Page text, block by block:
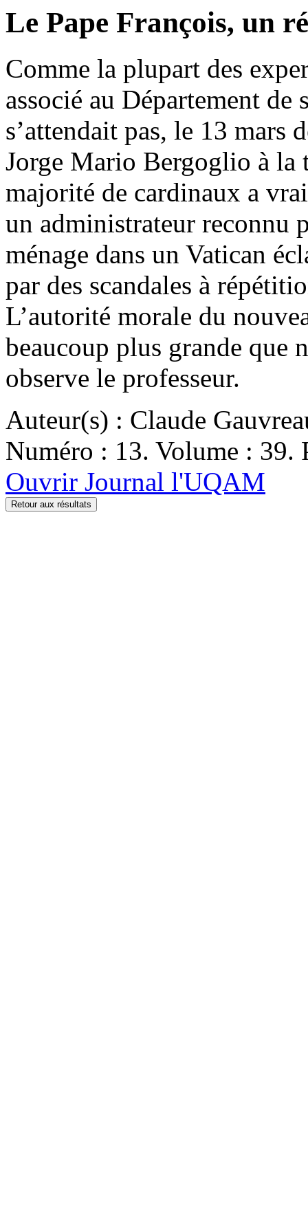
Le Pape François, un
Comme la plupart des
associé au Département de
s’attendait pas, le 13 mars
Jorge Mario Bergoglio à la
majorité de cardinaux a
un administrateur reconnu
ménage dans un Vatican
par des scandales à
L’autorité morale du
beaucoup plus grande que
observe le professeur.
Auteur(s) : Claude
Numéro : 13. Volume : 39.
Ouvrir Journal l'UQAM
Retour aux résultats